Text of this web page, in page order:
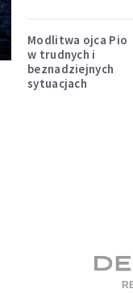
Modlitwa ojca Pio
w trudnych i
beznadziejnych
sytuacjach